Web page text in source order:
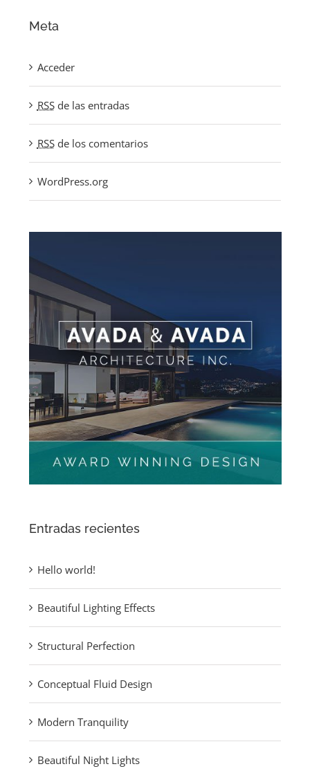
Meta
Acceder
RSSde las entradas
RSSde los comentarios
WordPress.org
Entradas recientes
Hello world!
Beautiful Lighting Effects
Structural Perfection
Conceptual Fluid Design
Modern Tranquility
Beautiful Night Lights